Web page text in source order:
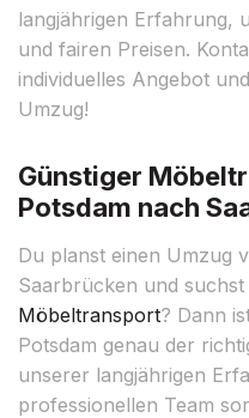
langjährigen Erfahrung,
und fairen Preisen.
individuelles Angebot
Umzug!
Günstiger
Potsdam nach
Du planst einen Umzug
Saarbrücken und
Möbeltransport? Dann
Potsdam genau der
unserer langjährigen
professionellen Team